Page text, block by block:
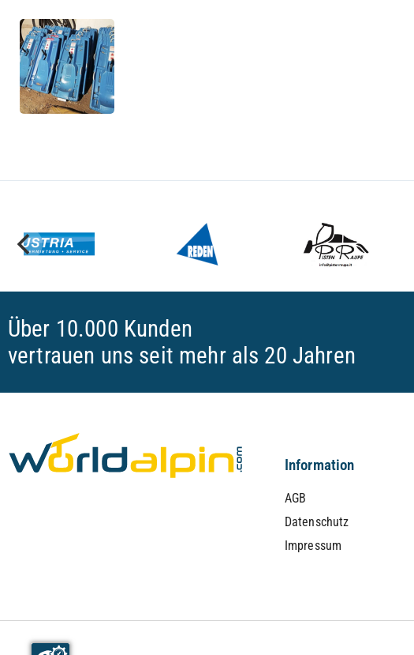
Über 10.000 Kunden
vertrauen uns seit mehr als 20 Jahren
Information
AGB
Datenschutz
Impressum